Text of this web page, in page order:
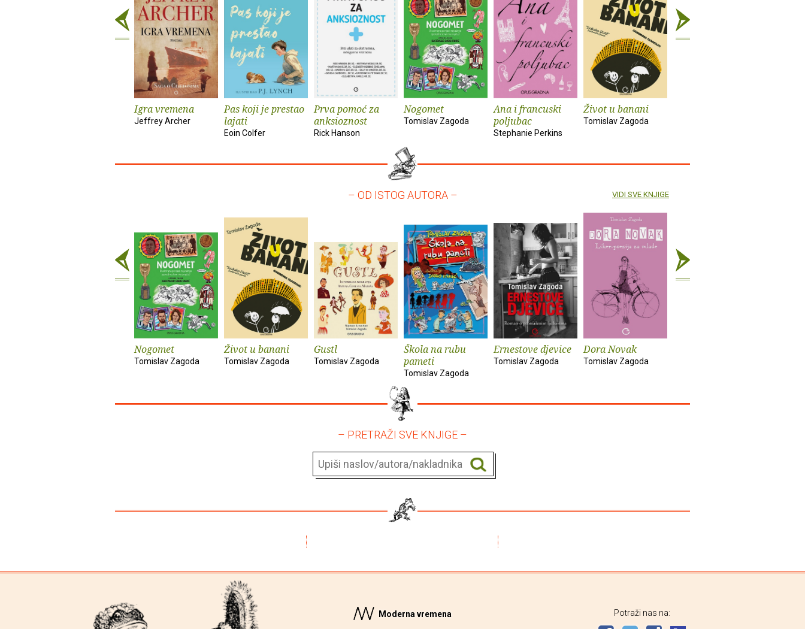
Igra vremena
Jeffrey Archer
Pas koji je prestao
lajati
Eoin Colfer
Prva pomoć za
anksioznost
Rick Hanson
Nogomet
Tomislav Zagoda
Ana i francuski
poljubac
Stephanie Perkins
Život u banani
Tomislav Zagoda
– OD ISTOG AUTORA –
Nogomet
Tomislav Zagoda
Život u banani
Tomislav Zagoda
Gustl
Tomislav Zagoda
Škola na rubu
pameti
Tomislav Zagoda
Ernestove djevice
Tomislav Zagoda
Dora Novak
Tomislav Zagoda
VIDI SVE KNJIGE
– PRETRAŽI SVE KNJIGE –
Moderna vremena Potraži nas na: